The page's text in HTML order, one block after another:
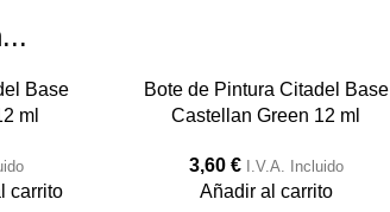
Base
ml
carrito
Bote de Pintura Citadel Base
Castellan Green 12 ml
3,60 € I.V.A. Incluido
Añadir al carrito